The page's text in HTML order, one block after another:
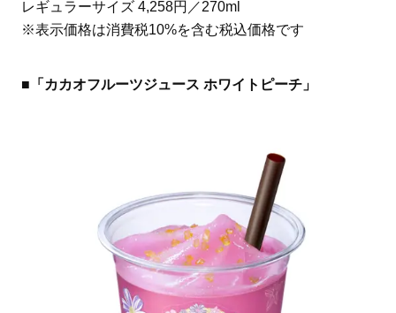
レギュラーサイズ 4,258円／270ml
※表示価格は消費税10%を含む税込価格です
■「カカオフルーツジュース ホワイトピーチ」